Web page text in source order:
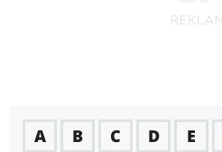
A B C D E